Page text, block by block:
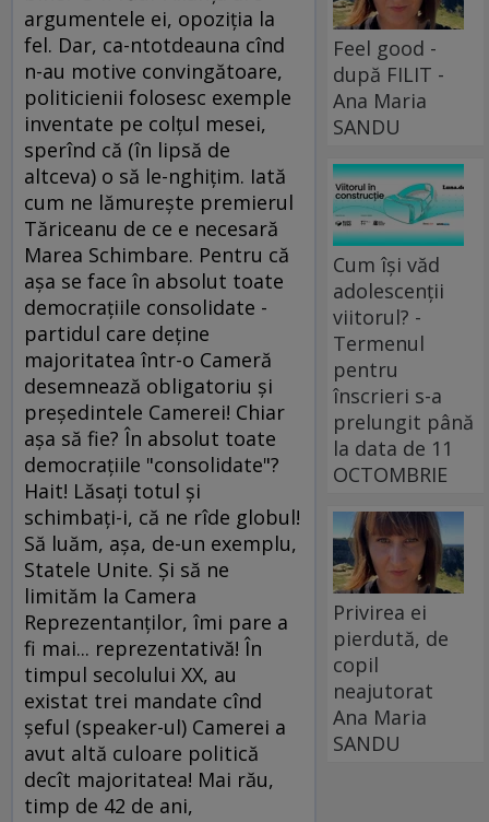
argumentele ei, opoziţia la
fel. Dar, ca-ntotdeauna cînd
n-au motive convingătoare,
politicienii folosesc exemple
inventate pe colţul mesei,
sperînd că (în lipsă de
altceva) o să le-nghiţim. Iată
cum ne lămureşte premierul
Tăriceanu de ce e necesară
Marea Schimbare. Pentru că
aşa se face în absolut toate
democraţiile consolidate -
partidul care deţine
majoritatea într-o Cameră
desemnează obligatoriu şi
preşedintele Camerei! Chiar
aşa să fie? În absolut toate
democraţiile "consolidate"?
Hait! Lăsaţi totul şi
schimbaţi-i, că ne rîde globul!
Să luăm, aşa, de-un exemplu,
Statele Unite. Şi să ne
limităm la Camera
Reprezentanţilor, îmi pare a
fi mai... reprezentativă! În
timpul secolului XX, au
existat trei mandate cînd
şeful (speaker-ul) Camerei a
avut altă culoare politică
decît majoritatea! Mai rău,
timp de 42 de ani,
Feel good -
după FILIT -
Ana Maria
SANDU
Cum își văd
adolescenții
viitorul? -
Termenul
pentru
înscrieri s-a
prelungit până
la data de 11
OCTOMBRIE
Privirea ei
pierdută, de
copil
neajutorat
Ana Maria
SANDU